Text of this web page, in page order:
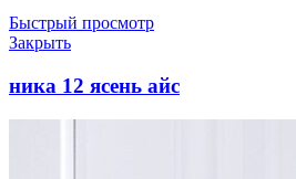
Быстрый просмотр
Закрыть
ника 12 ясень айс